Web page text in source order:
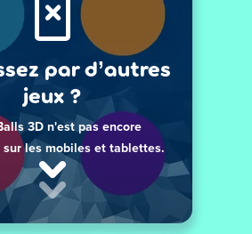
par d’autres
jeux ?
3D n'est pas encore
sur les mobiles et tablettes.